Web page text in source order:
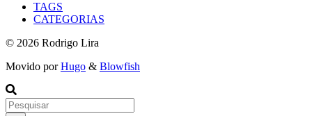
TAGS
CATEGORIAS
© 2026 Rodrigo Lira
Movido porHugo & Blowfish